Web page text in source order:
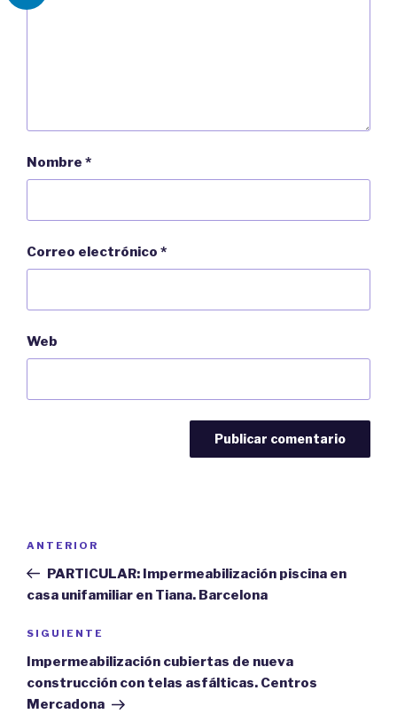
Nombre *
Correo electrónico *
Web
Navegación
entradas
Entrada
anterior:
ANTERIOR
PARTICULAR: Impermeabilización piscina en
casa unifamiliar en Tiana. Barcelona
Siguiente
entrada
SIGUIENTE
Impermeabilización cubiertas de nueva
construcción con telas asfálticas. Centros
Mercadona